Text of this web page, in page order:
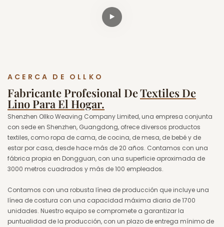
ACERCA DE OLLKO
Fabricante Profesional DeTextiles De
Lino Para El Hogar.
Shenzhen Ollko Weaving Company Limited, una empresa conjunta
con sede en Shenzhen, Guangdong, ofrece diversos productos
textiles, como ropa de cama, de cocina, de mesa, de bebé y de
estar por casa, desde hace más de 20 años. Contamos con una
fábrica propia en Dongguan, con una superficie aproximada de
3000 metros cuadrados y más de 100 empleados.
Contamos con una robusta línea de producción que incluye una
línea de costura con una capacidad máxima diaria de 1700
unidades. Nuestro equipo se compromete a garantizar la
puntualidad de la producción, con un plazo de entrega mínimo de